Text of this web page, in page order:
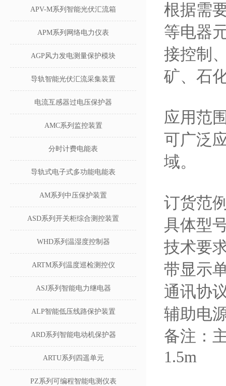
APV-M系列智能光伏汇流箱
APM系列网络电力仪表
AGP风力发电测量保护模块
导轨智能光伏汇流采集装置
电流互感器过电压保护器
AMC系列监控装置
分时计费电能表
导轨式电子式多功能电能表
AM系列中压保护装置
ASD系列开关柜综合测控装置
WHD系列温湿度控制器
ARTM系列温度巡检测控仪
ASJ系列智能电力继电器
ALP智能低压线路保护装置
ARD系列智能电动机保护器
ARTU系列四遥单元
PZ系列可编程智能电测仪表
根据需
等电器
接控制
矿、石
应用范
可广泛
域。
订货范
具体型
技术要
带显示
通讯协
辅助电
备注：
1.5m